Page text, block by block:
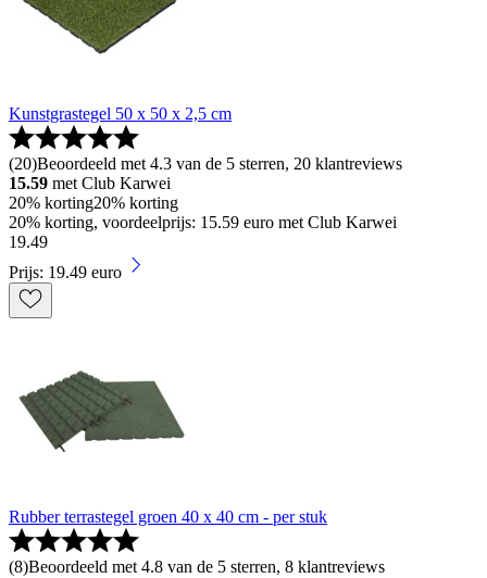
Kunstgrastegel 50 x 50 x 2,5 cm
(20)Beoordeeld met 4.3 van de 5 sterren, 20 klantreviews
15.59 met Club Karwei
20% korting20% korting
20% korting, voordeelprijs: 15.59 euro met Club Karwei
19.49
Prijs: 19.49 euro
Rubber terrastegel groen 40 x 40 cm - per stuk
(8)Beoordeeld met 4.8 van de 5 sterren, 8 klantreviews